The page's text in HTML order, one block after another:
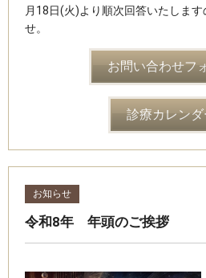
月18日(火)より順次回答いたしま
せ。
お問い合わせフ
診療カレンダ
お知らせ
令和8年 年頭のご挨拶